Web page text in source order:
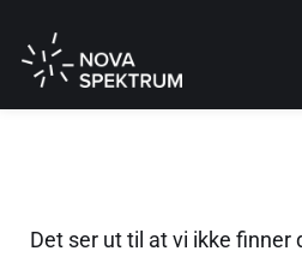
Det ser ut til at vi ikke finner